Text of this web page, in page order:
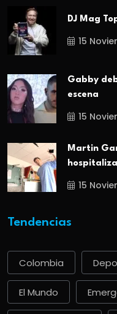
DJ Mag
15
Gabby
escena
15
Martin
15
Tendencias
Colombia
El Mundo